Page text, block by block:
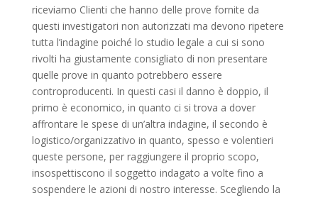
riceviamo Clienti che hanno delle prove fornite da
questi investigatori non autorizzati ma devono ripetere
tutta l’indagine poiché lo studio legale a cui si sono
rivolti ha giustamente consigliato di non presentare
quelle prove in quanto potrebbero essere
controproducenti. In questi casi il danno è doppio, il
primo è economico, in quanto ci si trova a dover
affrontare le spese di un’altra indagine, il secondo è
logistico/organizzativo in quanto, spesso e volentieri
queste persone, per raggiungere il proprio scopo,
insospettiscono il soggetto indagato a volte fino a
sospendere le azioni di nostro interesse. Scegliendo la